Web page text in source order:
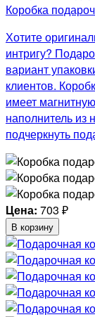
Коробка
Хотите
интригу?
вариант
клиентов.
имеет
наполнитель из
подчеркнуть
Цена: 703 ₽
В корзину